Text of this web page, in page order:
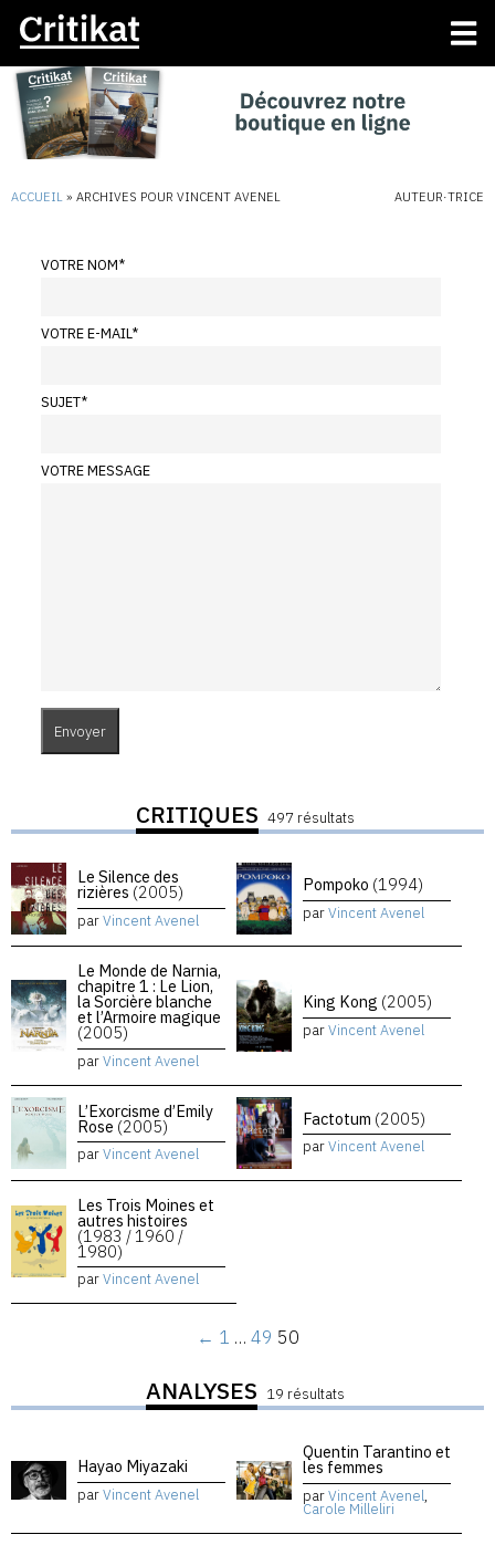
ACCUEIL » ARCHIVES POUR VINCENT AVENEL AUTEUR·TRICE
VOTRE NOM*
VOTRE E-MAIL*
SUJET*
VOTRE MESSAGE
CRITIQUES 497 résultats
Le Silence des
rizières (2005)
parVincent Avenel
Pompoko (1994)
parVincent Avenel
Le Monde de Narnia,
chapitre 1 : Le Lion,
la Sorcière blanche
et l’Armoire magique
(2005)
parVincent Avenel
King Kong (2005)
parVincent Avenel
L’Exorcisme d’Emily
Rose (2005)
parVincent Avenel
Factotum (2005)
parVincent Avenel
Les Trois Moines et
autres histoires
(1983 / 1960 /
1980)
parVincent Avenel
← 1 … 49 50
ANALYSES 19 résultats
Hayao Miyazaki
parVincent Avenel
Quentin Tarantino et
les femmes
parVincent Avenel,
Carole Milleliri